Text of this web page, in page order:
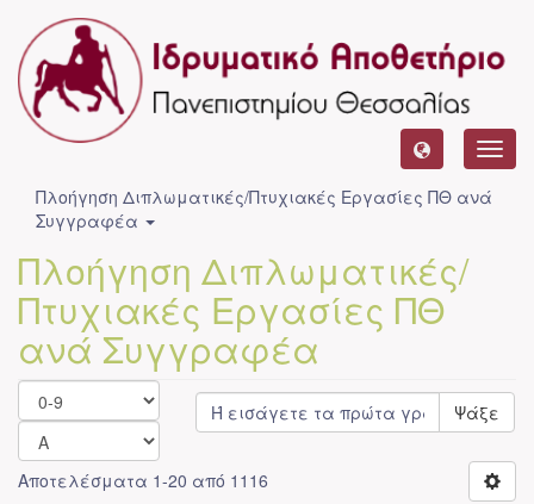
Πλοήγηση Διπλωματικές/Πτυχιακές Εργασίες ΠΘ ανά
Συγγραφέα
Πλοήγηση Διπλωματικές/
Πτυχιακές Εργασίες ΠΘ
ανά Συγγραφέα
Ψάξε
Αποτελέσματα 1-20 από 1116